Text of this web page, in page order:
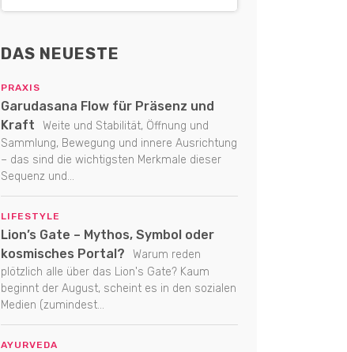
DAS NEUESTE
PRAXIS
Garudasana Flow für Präsenz und
Kraft
Weite und Stabilität, Öffnung und
Sammlung, Bewegung und innere Ausrichtung
– das sind die wichtigsten Merkmale dieser
Sequenz und...
LIFESTYLE
Lion’s Gate – Mythos, Symbol oder
kosmisches Portal?
Warum reden
plötzlich alle über das Lion's Gate? Kaum
beginnt der August, scheint es in den sozialen
Medien (zumindest...
AYURVEDA